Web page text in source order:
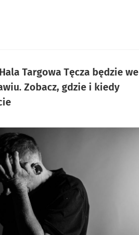
Targowa Tęcza będzie we
Zobacz, gdzie i kiedy
galerią zdjęć